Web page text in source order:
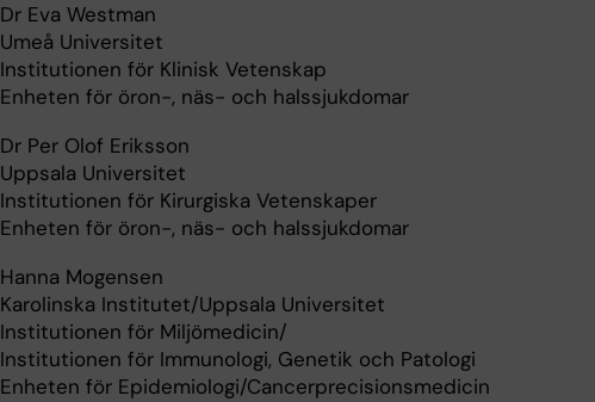
Dr Eva Westman
Umeå Universitet
Institutionen för Klinisk Vetenskap
Enheten för öron-, näs- och halssjukdomar
Dr Per Olof Eriksson
Uppsala Universitet
Institutionen för Kirurgiska Vetenskaper
Enheten för öron-, näs- och halssjukdomar
Hanna Mogensen
Karolinska Institutet/Uppsala Universitet
Institutionen för Miljömedicin/
Institutionen för Immunologi, Genetik och Patologi
Enheten för Epidemiologi/Cancerprecisionsmedicin